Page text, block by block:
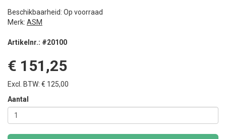
Beschikbaarheid: Op voorraad
Merk: ASM
Artikelnr.: #20100
€ 151,25
Excl. BTW: € 125,00
Aantal